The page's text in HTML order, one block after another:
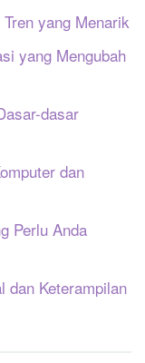
yang Menarik
yang Mengubah
dasar
dan
Perlu Anda
dan Keterampilan